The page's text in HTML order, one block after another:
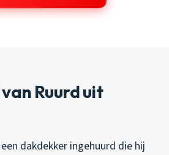
Ruurd uit
dakdekker ingehuurd die hij